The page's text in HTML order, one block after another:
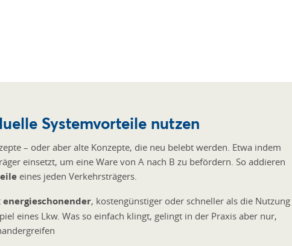
Systemvorteile nutzen
– oder aber alte Konzepte, die neu belebt werden. Etwa indem
einsetzt, um eine Ware von A nach B zu befördern. So addieren
eines jeden Verkehrsträgers.
energieschonender, kostengünstiger oder schneller als die Nutzung
eines Lkw. Was so einfach klingt, gelingt in der Praxis aber nur,